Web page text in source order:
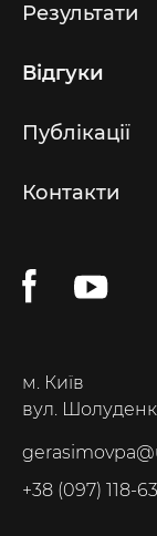
Результати
Відгуки
Публікації
Контакти
м. Київ
вул.
+38 (097) 118-